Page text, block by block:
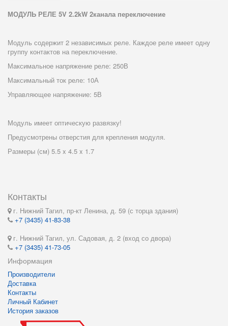
МОДУЛЬ РЕЛЕ 5V 2.2kW 2канала переключение
Модуль содержит 2 независимых реле. Каждое реле имеет одну
группу контактов на переключение.
Максимальное напряжение реле: 250В
Максимальный ток реле: 10А
Управляющее напряжение: 5В
Модуль имеет оптическую развязку!
Предусмотрены отверстия для крепления модуля.
Размеры (см) 5.5 x 4.5 x 1.7
Контакты
г. Нижний Тагил, пр-кт Ленина, д. 59 (с торца здания)
+7 (3435) 41-83-38
г. Нижний Тагил, ул. Садовая, д. 2 (вход со двора)
+7 (3435) 41-73-05
Информация
Производители
Доставка
Контакты
Личный Кабинет
История заказов